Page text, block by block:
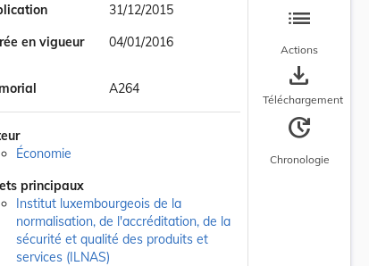
31/12/2015
en vigueur
04/01/2016
A264
Économie
principaux
Institut luxembourgeois de la
normalisation, de l'accréditation, de la
sécurité et qualité des produits et
services (ILNAS)
list
Actions
save_alt
Téléchargement
update
Chronologie